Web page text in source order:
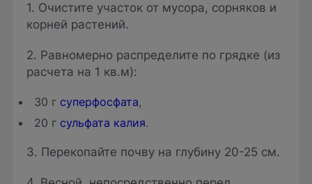
1. Очистите участок от мусора, сорняков и
корней растений.
2. Равномерно распределите по грядке (из
расчета на 1 кв.м):
30 г суперфосфата,
20 г сульфата калия.
3. Перекопайте почву на глубину 20-25 см.